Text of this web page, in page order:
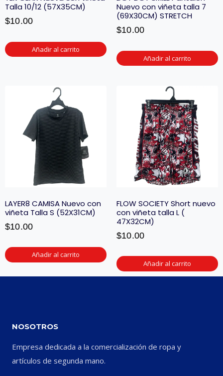
Talla 10/12 (57X35CM)
$10.00
Añadir al carrito
Nuevo con viñeta talla 7
(69X30CM) STRETCH
$10.00
Añadir al carrito
LAYER8 CAMISA Nuevo con
viñeta Talla S (52X31CM)
$10.00
Añadir al carrito
FLOW SOCIETY Short nuevo
con viñeta talla L (
47X32CM)
$10.00
Añadir al carrito
NOSOTROS
Empresa dedicada a la comercialización de ropa y
artículos de segunda mano.